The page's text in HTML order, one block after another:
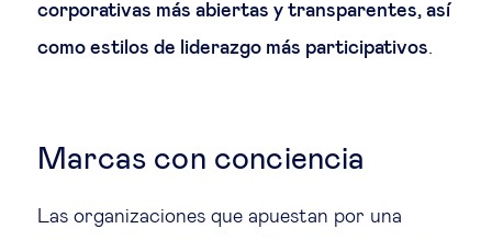
corporativas más abiertas y transparentes, así
como estilos de liderazgo más participativos.
Marcas con conciencia
Las organizaciones que apuestan por una